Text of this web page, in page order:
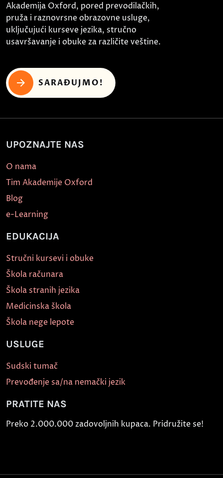
Akademija Oxford, pored prevodilačkih,
pruža i raznovrsne obrazovne usluge,
uključujući kurseve jezika, stručno
usavršavanje i obuke za različite veštine.
SARAĐUJMO!
UPOZNAJTE NAS
O nama
Tim Akademije Oxford
Blog
e-Learning
EDUKACIJA
Stručni kursevi i obuke
Škola računara
Škola stranih jezika
Medicinska škola
Škola nege lepote
USLUGE
Sudski tumač
Prevođenje sa/na nemački jezik
PRATITE NAS
Preko 2.000.000 zadovoljnih kupaca. Pridružite se!